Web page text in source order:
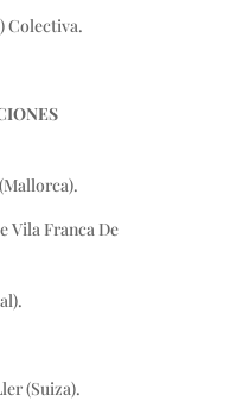
Colectiva.
Vila Franca De
(Suiza).